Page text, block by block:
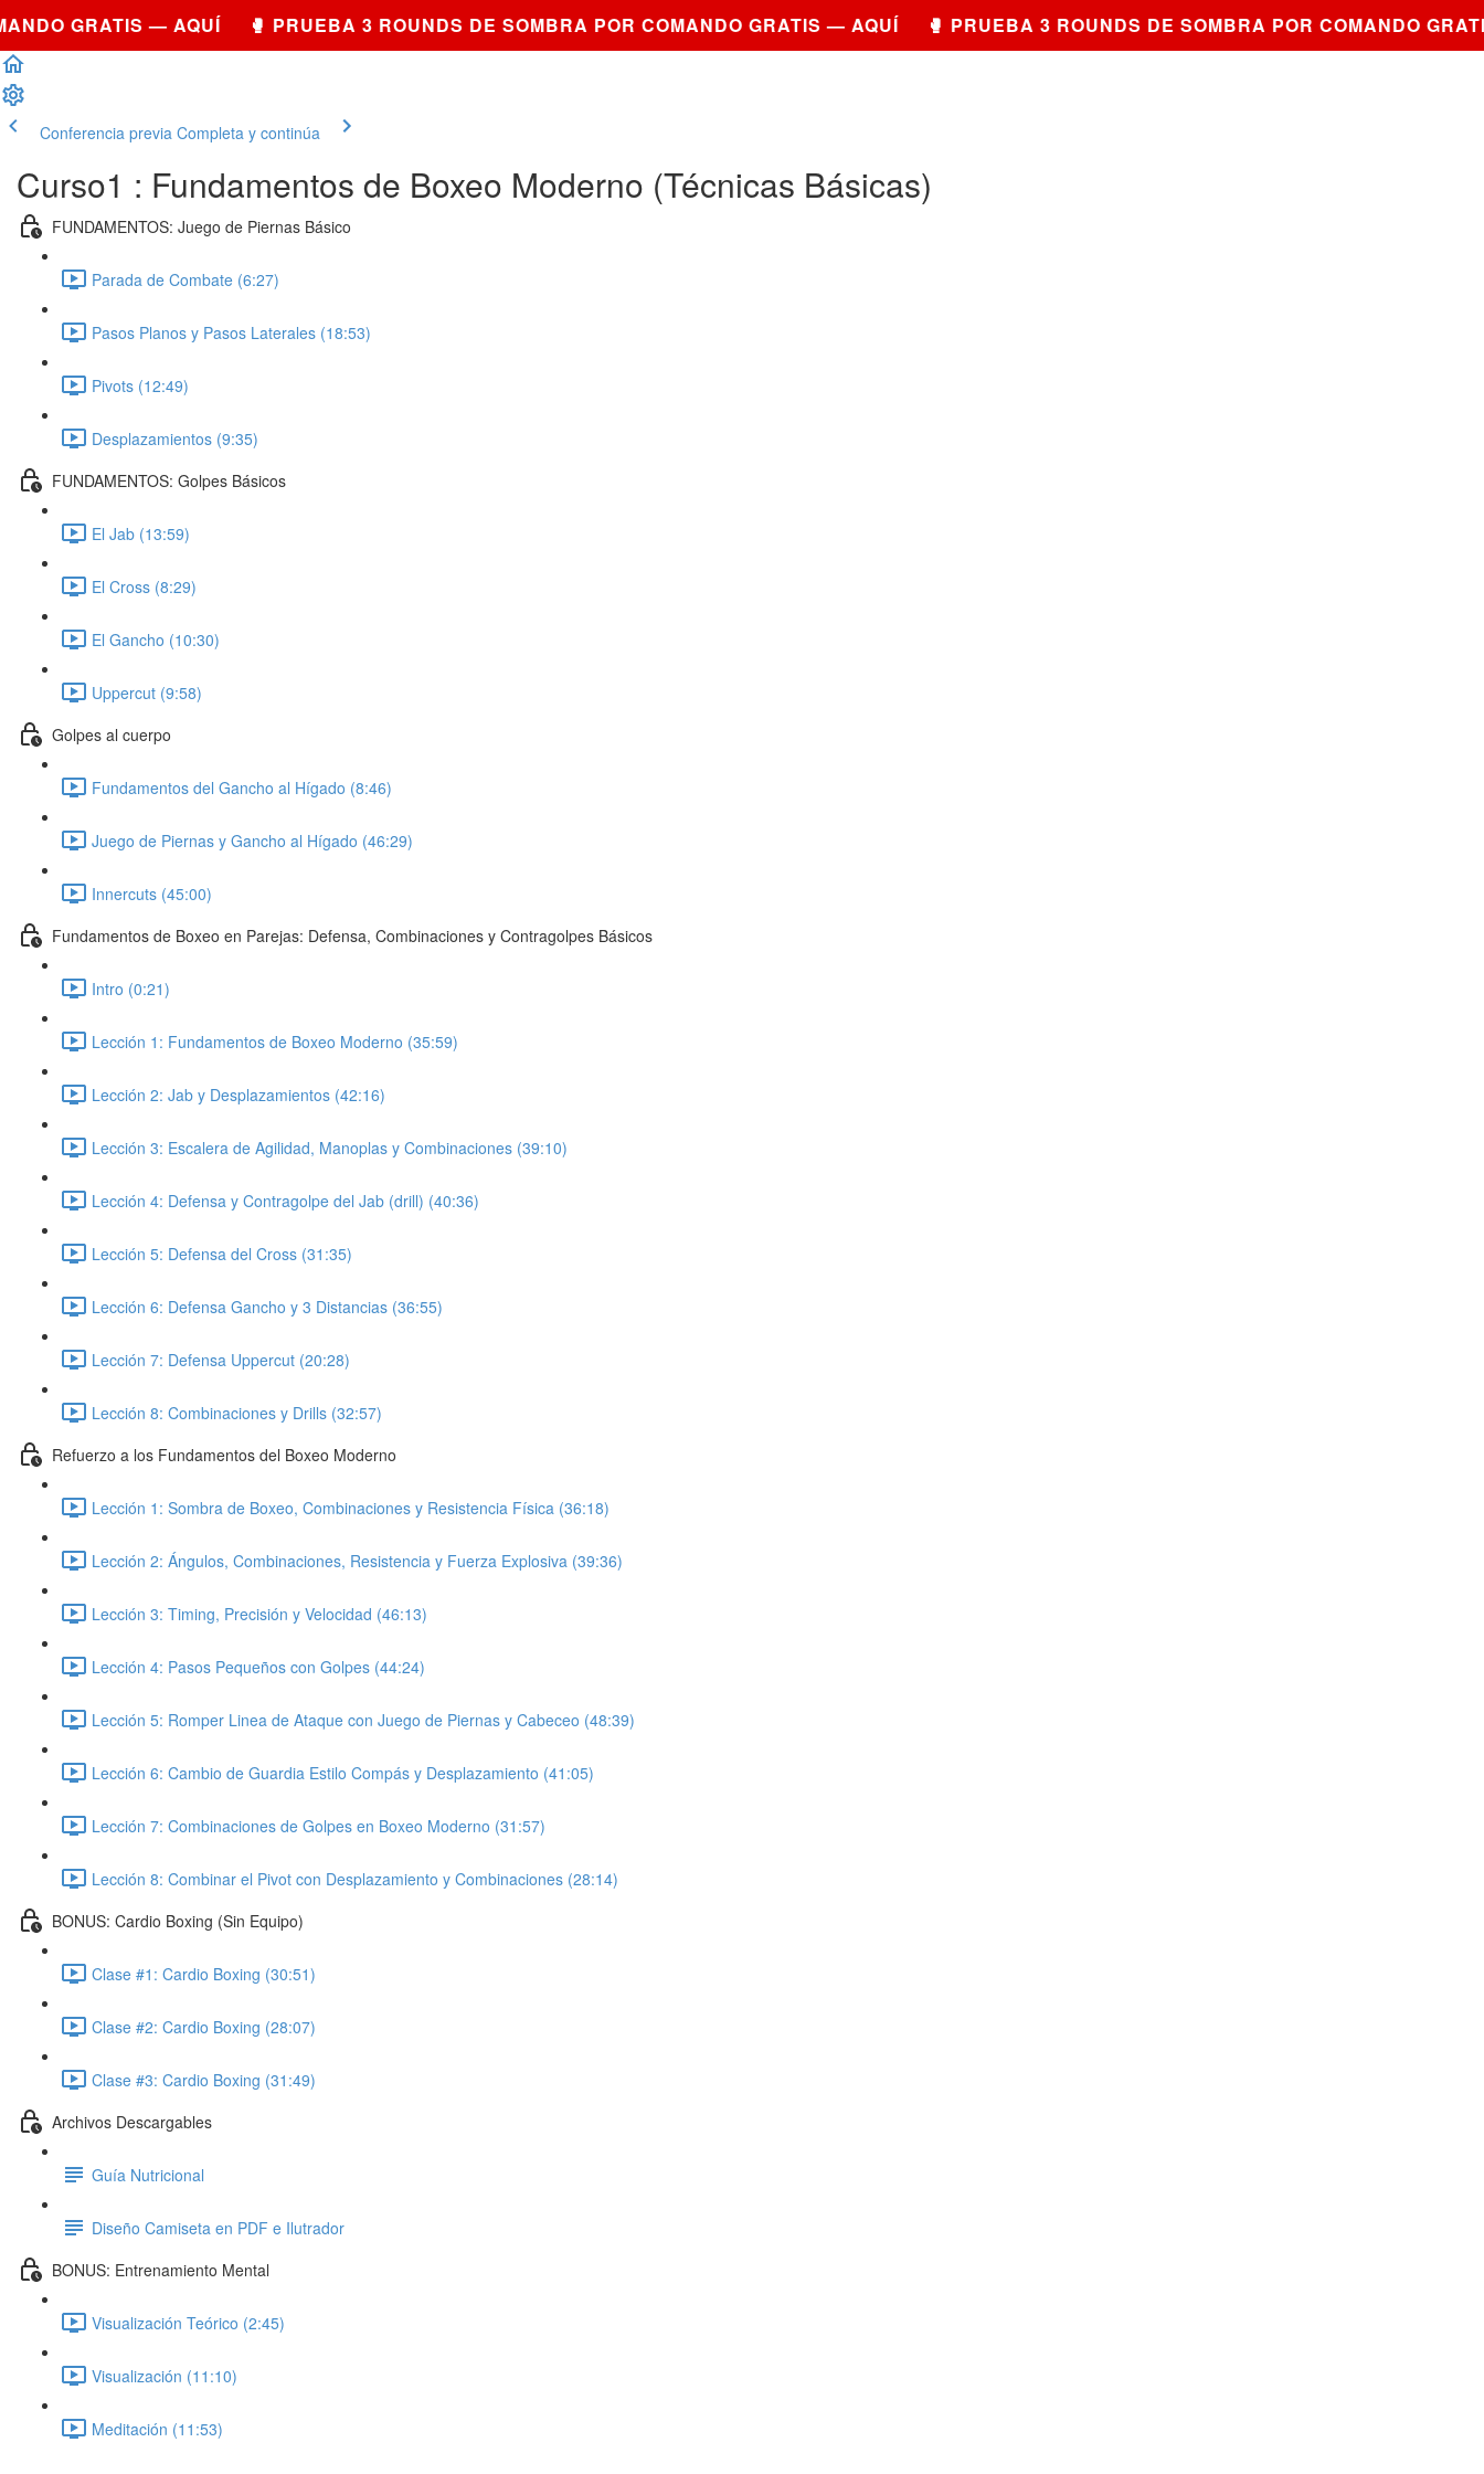
GRATIS — AQUÍ 🥊 PRUEBA 3 ROUNDS DE SOMBRA POR COMANDO GRATIS — AQUÍ 🥊 PRUEBA 3 ROUNDS DE SOMBRA POR COMANDO
Conferencia previa Completa y continúa
Curso1 : Fundamentos de Boxeo Moderno (Técnicas Básicas)
FUNDAMENTOS: Juego de Piernas Básico
Parada de Combate (6:27)
Pasos Planos y Pasos Laterales (18:53)
Pivots (12:49)
Desplazamientos (9:35)
FUNDAMENTOS: Golpes Básicos
El Jab (13:59)
El Cross (8:29)
El Gancho (10:30)
Uppercut (9:58)
Golpes al cuerpo
Fundamentos del Gancho al Hígado (8:46)
Juego de Piernas y Gancho al Hígado (46:29)
Innercuts (45:00)
Fundamentos de Boxeo en Parejas: Defensa, Combinaciones y Contragolpes Básicos
Intro (0:21)
Lección 1: Fundamentos de Boxeo Moderno (35:59)
Lección 2: Jab y Desplazamientos (42:16)
Lección 3: Escalera de Agilidad, Manoplas y Combinaciones (39:10)
Lección 4: Defensa y Contragolpe del Jab (drill) (40:36)
Lección 5: Defensa del Cross (31:35)
Lección 6: Defensa Gancho y 3 Distancias (36:55)
Lección 7: Defensa Uppercut (20:28)
Lección 8: Combinaciones y Drills (32:57)
Refuerzo a los Fundamentos del Boxeo Moderno
Lección 1: Sombra de Boxeo, Combinaciones y Resistencia Física (36:18)
Lección 2: Ángulos, Combinaciones, Resistencia y Fuerza Explosiva (39:36)
Lección 3: Timing, Precisión y Velocidad (46:13)
Lección 4: Pasos Pequeños con Golpes (44:24)
Lección 5: Romper Linea de Ataque con Juego de Piernas y Cabeceo (48:39)
Lección 6: Cambio de Guardia Estilo Compás y Desplazamiento (41:05)
Lección 7: Combinaciones de Golpes en Boxeo Moderno (31:57)
Lección 8: Combinar el Pivot con Desplazamiento y Combinaciones (28:14)
BONUS: Cardio Boxing (Sin Equipo)
Clase #1: Cardio Boxing (30:51)
Clase #2: Cardio Boxing (28:07)
Clase #3: Cardio Boxing (31:49)
Archivos Descargables
Guía Nutricional
Diseño Camiseta en PDF e Ilutrador
BONUS: Entrenamiento Mental
Visualización Teórico (2:45)
Visualización (11:10)
Meditación (11:53)